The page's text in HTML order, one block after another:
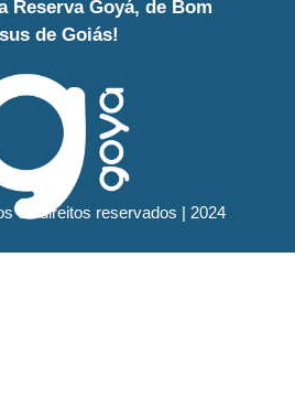
Reserva Goyá, de Bom
de Goiás!
os direitos reservados | 2024